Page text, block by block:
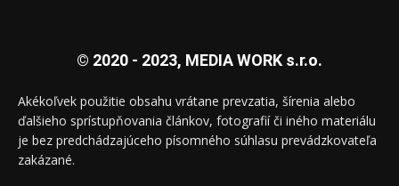
© 2020 - 2023, MEDIA WORK s.r.o.
Akékoľvek použitie obsahu vrátane prevzatia, šírenia alebo
ďalšieho sprístupňovania článkov, fotografií či iného materiálu
je bez predchádzajúceho písomného súhlasu prevádzkovateľa
zakázané.